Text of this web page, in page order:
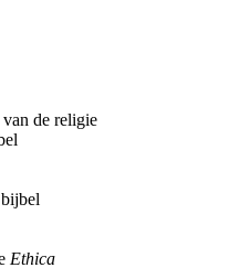
de religie
Ethica